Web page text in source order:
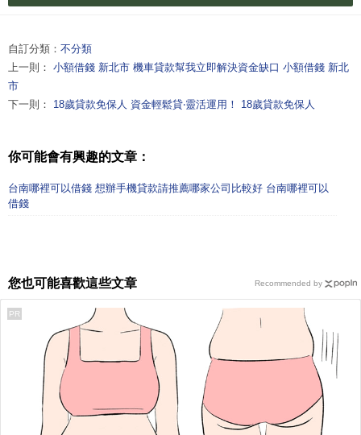
自訂分類： 不分類
上一則： 小額借錢 新北市 機車貸款幫我立即解決資金缺口 小額借錢 新北
市
下一則： 18歲貸款免保人 資金輕鬆貸‧靈活運用！ 18歲貸款免保人
你可能會有興趣的文章：
台南哪裡可以借錢 想辦手機貸款請推薦哪家公司比較好 台南哪裡可以
借錢
您也可能喜歡這些文章
PR
Recommended by